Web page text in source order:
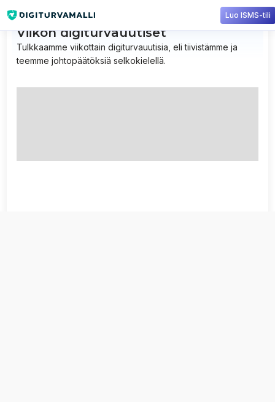
Viikon digiturvauutiset
Tulkkaamme viikottain digiturvauutisia, eli tiivistämme ja
teemme johtopäätöksiä selkokielellä.
Luo ISMS-tili